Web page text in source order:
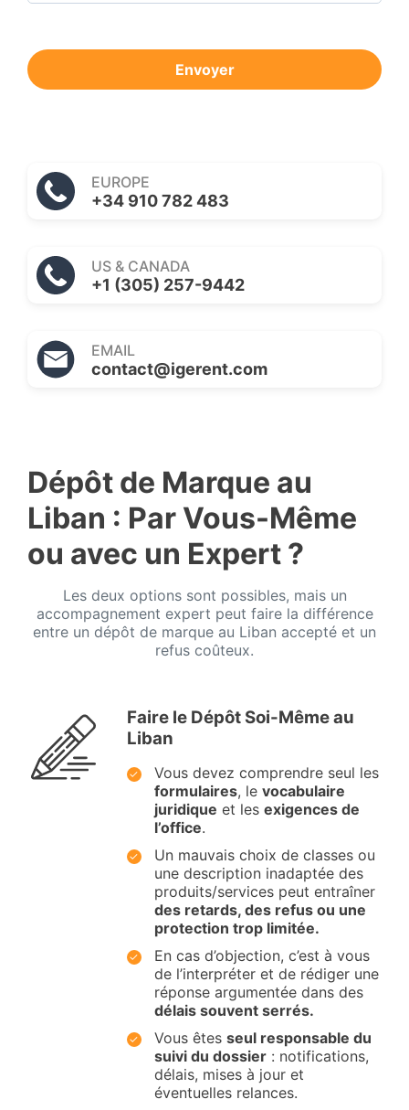
Envoyer
EUROPE
+34 910 782 483
US & CANADA
+1 (305) 257-9442
EMAIL
contact@igerent.com
Dépôt de Marque au
Liban : Par Vous-Même
ou avec un Expert ?
Les deux options sont possibles, mais un
accompagnement expert peut faire la différence
entre un dépôt de marque au Liban accepté et un
refus coûteux.
Faire le Dépôt Soi-Même au
Liban
Vous devez comprendre seul les
formulaires, le vocabulaire
juridique et les exigences de
l’office.
Un mauvais choix de classes ou
une description inadaptée des
produits/services peut entraîner
des retards, des refus ou une
protection trop limitée.
En cas d’objection, c’est à vous
de l’interpréter et de rédiger une
réponse argumentée dans des
délais souvent serrés.
Vous êtes seul responsable du
suivi du dossier : notifications,
délais, mises à jour et
éventuelles relances.